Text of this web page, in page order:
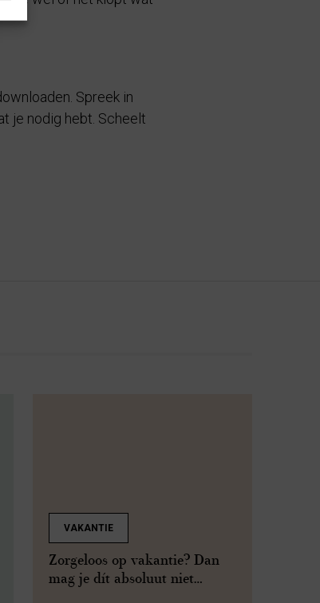
Spreek in
je nodig hebt. Scheelt
VAKANTIE
Zorgeloos op vakantie? Dan
mag je dít absoluut niet